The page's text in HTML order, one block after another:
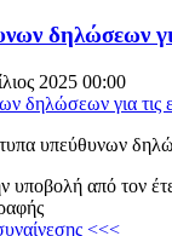
δηλώσεων
2025 00:00
υπεύθυνων
υποβολή από τον
<<<